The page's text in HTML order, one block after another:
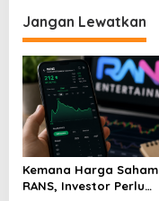
g
a
s
i
p
o
s
Jangan Lewatkan
Kemana Harga Saham
RANS, Investor Perlu